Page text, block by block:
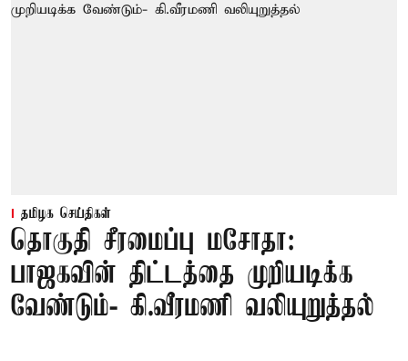
தமிழக செய்திகள்
தொகுதி சீரமைப்பு மசோதா:
பாஜகவின் திட்டத்தை முறியடிக்க
வேண்டும்- கி.வீரமணி வலியுறுத்தல்